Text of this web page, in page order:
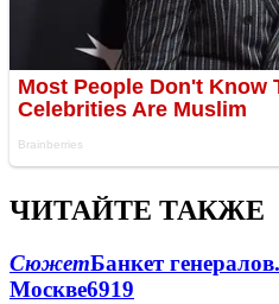
ЧИТАЙТЕ ТАКЖЕ
СюжетБанкет
Москве6919